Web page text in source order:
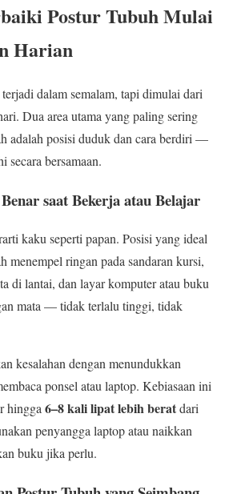
Postur Tubuh Mulai
Harian
dalam semalam, tapi dimulai dari
Dua area utama yang paling sering
adalah posisi duduk dan cara berdiri —
secara bersamaan.
saat Bekerja atau Belajar
kaku seperti papan. Posisi yang ideal
menempel ringan pada sandaran kursi,
di lantai, dan layar komputer atau buku
mata — tidak terlalu tinggi, tidak
kesalahan dengan menundukkan
ponsel atau laptop. Kebiasaan ini
hingga6–8 kali lipat lebih beratdari
penyangga laptop atau naikkan
buku jika perlu.